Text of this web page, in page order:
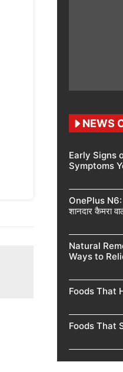
NEWS
Early Signs
Symptoms
OnePlus N6:
शानदार कैमरा
Natural
Ways to
Foods That
Foods That